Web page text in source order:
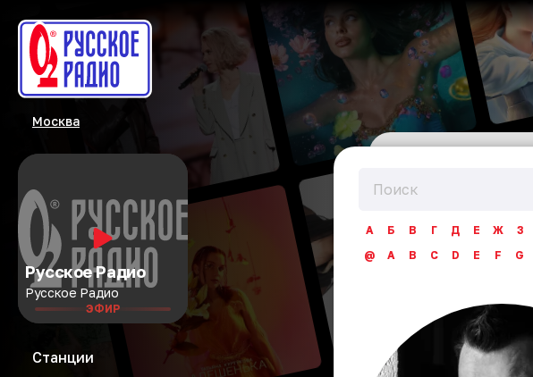
Москва
Русское Радио
Русское Радио
ЭФИР
Станции
А Б В Г Д Е Ж З
@
A B C D E F G